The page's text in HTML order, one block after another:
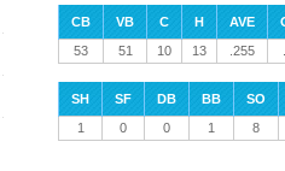
CB VB C H AVE
53
51 10 13 .255
SH SF DB BB
SO
1
0 0 1 8